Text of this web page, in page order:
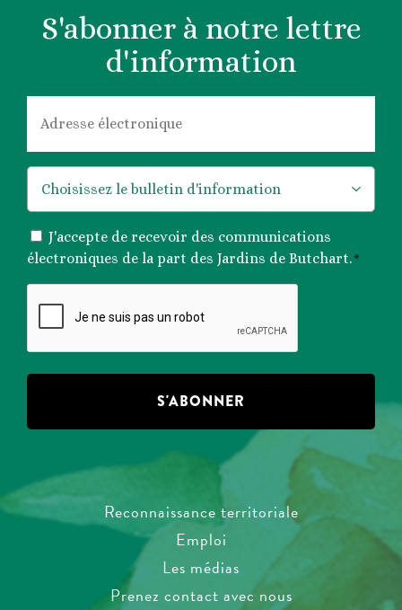
S'abonner à notre lettre
d'information
CONSENTEMENT
*
J'accepte de recevoir des communications
électroniques de la part des Jardins de Butchart.*
Reconnaissance territoriale
Emploi
Les médias
Prenez contact avec nous